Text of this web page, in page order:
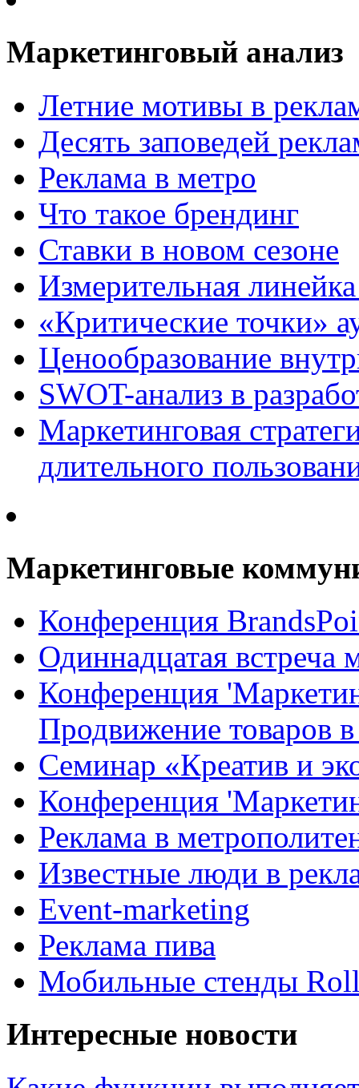
Маркетинговый анализ
Летние мотивы в
Десять заповедей
Реклама в метро
Что такое брендинг
Ставки в новом сезоне
Измерительная
«Критические точки»
Ценообразование
SWOT-анализ в
Маркетинговая
длительного
Маркетинговые
Конференция
Одиннадцатая
Конференция
Продвижение товаров
Семинар «Креатив и
Конференция
Реклама в
Известные люди в
Event-marketing
Реклама пива
Мобильные стенды
Интересные новости